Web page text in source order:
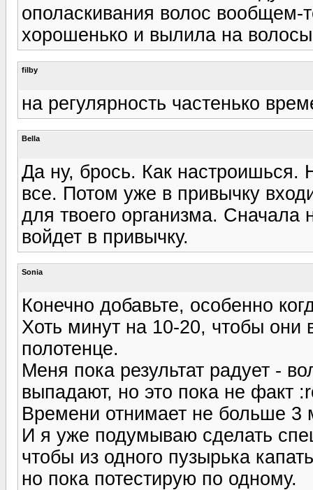
ополаскивания волос
хорошенько и вылила на
filby
на регулярность частенько
Bella
Да ну, брось. Как настроишься.
все. Потом уже в привычку
для твоего организма. Сначала
войдет в привычку.
Sonia
Конечно добавьте, особенно
Хоть минут на 10-20, чтобы они
полотенце.
Меня пока результат радует -
выпадают, но это пока не
Времени отнимает не больше 3
И я уже подумываю сделать
чтобы из одного пузырька
но пока потестирую по одному.